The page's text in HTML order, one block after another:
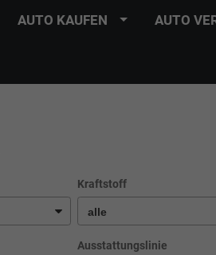
AUTO KAUFEN AUTO
Kraftstoff
Ausstattungslinie